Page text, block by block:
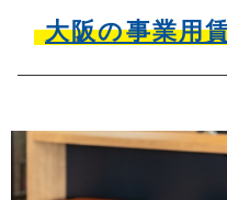
大阪の事業用